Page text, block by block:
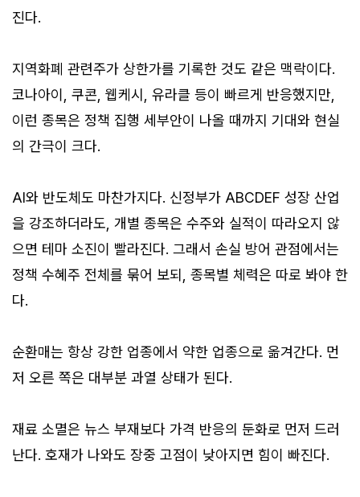
진다.
지역화폐 관련주가 상한가를 기록한 것도 같은 맥락이다.
코나아이, 쿠콘, 웹케시, 유라클 등이 빠르게 반응했지만,
이런 종목은 정책 집행 세부안이 나올 때까지 기대와 현실
의 간극이 크다.
AI와 반도체도 마찬가지다. 신정부가 ABCDEF 성장 산업
을 강조하더라도, 개별 종목은 수주와 실적이 따라오지 않
으면 테마 소진이 빨라진다. 그래서 손실 방어 관점에서는
정책 수혜주 전체를 묶어 보되, 종목별 체력은 따로 봐야 한
다.
순환매는 항상 강한 업종에서 약한 업종으로 옮겨간다. 먼
저 오른 쪽은 대부분 과열 상태가 된다.
재료 소멸은 뉴스 부재보다 가격 반응의 둔화로 먼저 드러
난다. 호재가 나와도 장중 고점이 낮아지면 힘이 빠진다.